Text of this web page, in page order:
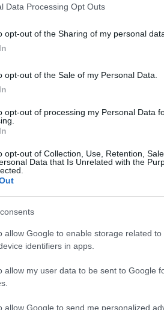
Data Processing Opt Outs
opt-out of the Sharing of my personal
opt-out of the Sale of my Personal Data.
opt-out of processing my Personal Data
opt-out of Collection, Use, Retention,
Data that Is Unrelated with the
allow Google to enable storage related
identifiers in apps.
allow my user data to be sent to Google
allow Google to send me personalized
como Forex, representa uma
No entanto, é fundamental entender
se aventurar na negociação de
nível de experiência e
pode levar a perdas significativas,
cambial é o uso de
uma posição de mercado
ampliar os lucros, também
não pode perder e considerar a